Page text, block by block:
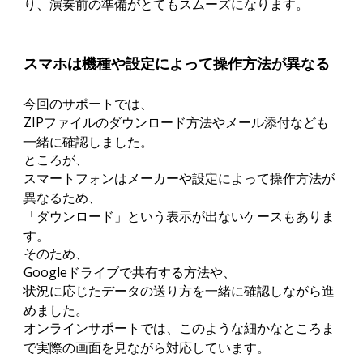
り、演奏前の準備がとてもスムーズになります。
スマホは機種や設定によって操作方法が異なる
今回のサポートでは、
ZIPファイルのダウンロード方法やメール添付なども
一緒に確認しました。
ところが、
スマートフォンはメーカーや設定によって操作方法が
異なるため、
「ダウンロード」という表示が出ないケースもありま
す。
そのため、
Googleドライブで共有する方法や、
状況に応じたデータの送り方を一緒に確認しながら進
めました。
オンラインサポートでは、このような細かなところま
で実際の画面を見ながら対応しています。